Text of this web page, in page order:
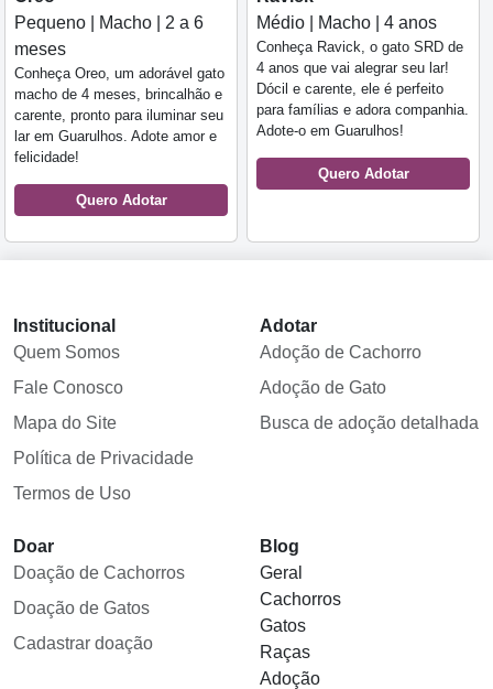
Pequeno | Macho | 2 a 6
meses
Conheça Oreo, um adorável gato
macho de 4 meses, brincalhão e
carente, pronto para iluminar seu
lar em Guarulhos. Adote amor e
felicidade!
Quero Adotar
Médio | Macho | 4 anos
Conheça Ravick, o gato SRD de
4 anos que vai alegrar seu lar!
Dócil e carente, ele é perfeito
para famílias e adora companhia.
Adote-o em Guarulhos!
Quero Adotar
Institucional
Quem Somos
Fale Conosco
Mapa do Site
Política de Privacidade
Termos de Uso
Adotar
Adoção de Cachorro
Adoção de Gato
Busca de adoção detalhada
Doar
Doação de Cachorros
Doação de Gatos
Cadastrar doação
Blog
Geral
Cachorros
Gatos
Raças
Adoção